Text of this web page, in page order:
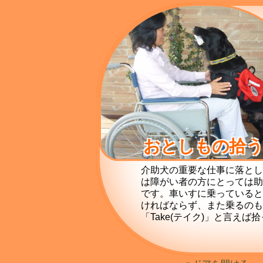
おとしもの拾う
介助犬の重要な仕事に落と
は障がい者の方にとっては
です。車いすに乗っている
ければならず、また乗るの
「Take(テイク)」と言えば